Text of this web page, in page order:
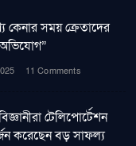
কেনার সময় ক্রেতাদের
অভিযোগ”
11 Comments
টেলিপোর্টেশন
করেছেন বড় সাফল্য